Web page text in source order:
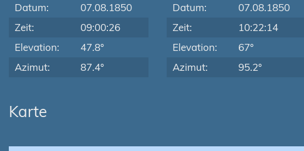
Datum:
07.08.1850
Zeit:
09:00:26
Elevation:
47.8°
Azimut:
87.4°
Datum:
07.08.1850
Zeit:
10:22:14
Elevation:
67°
Azimut:
95.2°
Karte